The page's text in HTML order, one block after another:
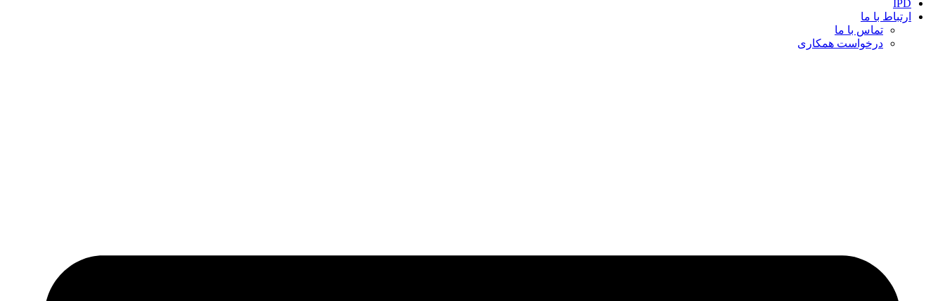
IPD
ارتباط با ما
تماس با ما
درخواست همکاری